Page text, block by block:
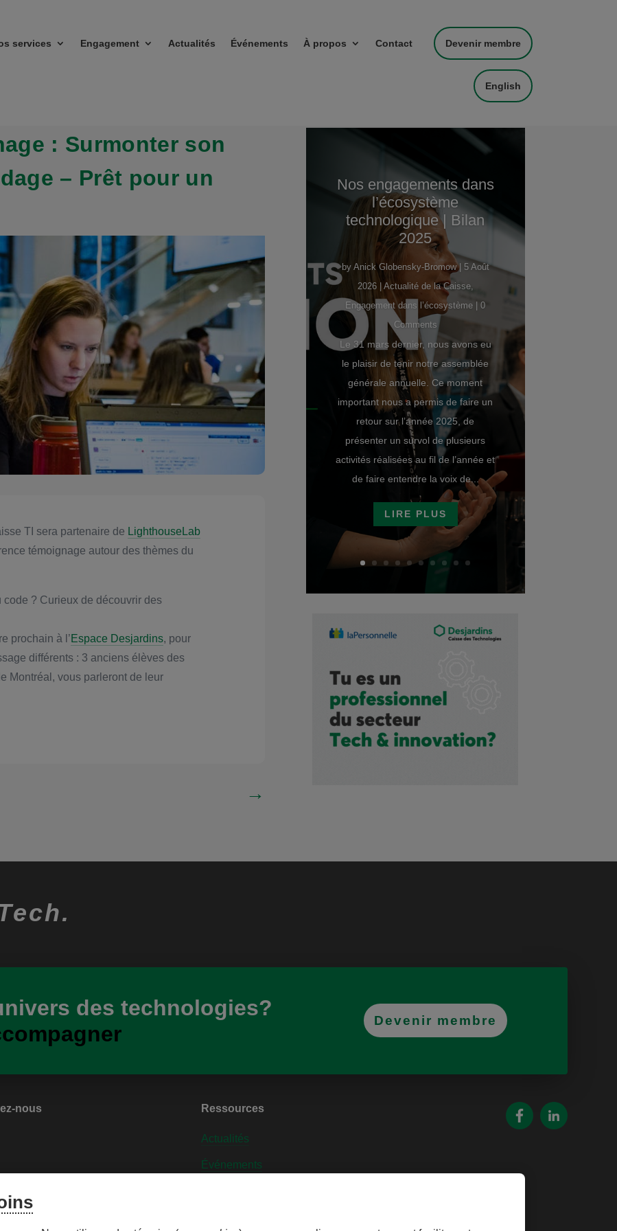
services Engagement Actualités Événements À propos Contact Devenir membre
English
: Surmonter son
– Prêt pour un
TI sera partenaire de LighthouseLab
témoignage autour des thèmes du
code ? Curieux de découvrir des
prochain à l’ Espace Desjardins, pour
différents : 3 anciens élèves des
Montréal, vous parleront de leur
→
Nos engagements dans
l’écosystème
technologique | Bilan
2025
by Anick Globensky-Bromow| 5 Août
2026|Actualité de la Caisse,
Engagement dans l’écosystème | 0
Comments
Le 31 mars dernier, nous avons eu
le plaisir de tenir notre assemblée
générale annuelle. Ce moment
important nous a permis de faire un
retour sur l’année 2025, de
présenter un survol de plusieurs
activités réalisées au fil de l’année et
de faire entendre la voix de...
LIRE PLUS
des technologies?
Devenir membre
nous
les témoins
Ressources
Actualités
Événements